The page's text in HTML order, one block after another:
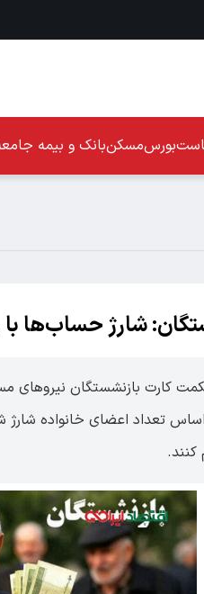
بورسمسکنبانک و بیمه
حساب‌ها با رقم نجومی
بر اساس تعداد اعضای خانواده
کنند.